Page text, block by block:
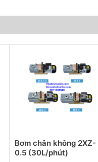
Bơm chân không 2XZ-
0.5 (30L/phút)